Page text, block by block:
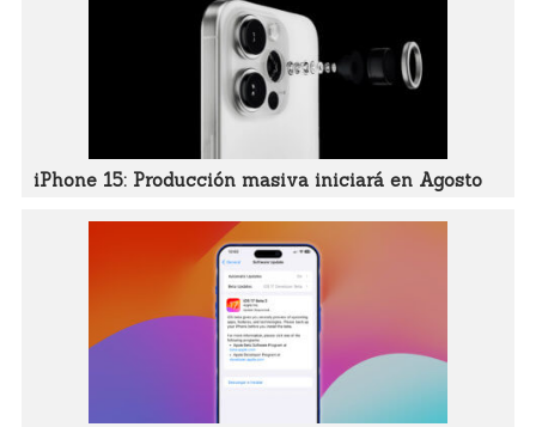
iPhone 15: Producción masiva iniciará en Agosto